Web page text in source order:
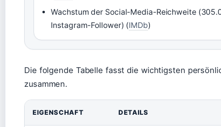
Wachstum der Social-Media-Reichweite
Instagram-Follower) (IMDb)
Die folgende Tabelle fasst die wichtigsten
zusammen.
EIGENSCHAFT DETAILS